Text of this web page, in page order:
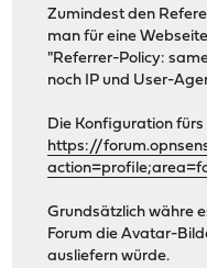
Zumindest den
man für eine
"Referrer-Policy:
noch IP und User-
Die Konfiguration
https://
Grundsätzlich währe
Forum die Avatar-
ausliefern würde.